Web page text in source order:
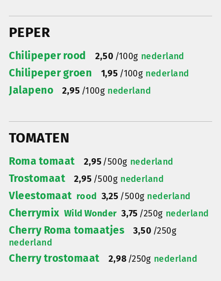
PEPER
Chilipeper rood 2,50 /100g nederland
Chilipeper groen 1,95 /100g nederland
Jalapeno 2,95 /100g nederland
TOMATEN
Roma tomaat 2,95 /500g nederland
Trostomaat 2,95 /500g nederland
Vleestomaat rood 3,25 /500g nederland
Cherrymix Wild Wonder 3,75 /250g nederland
Cherry Roma tomaatjes 3,50 /250g
nederland
Cherry trostomaat 2,98 /250g nederland